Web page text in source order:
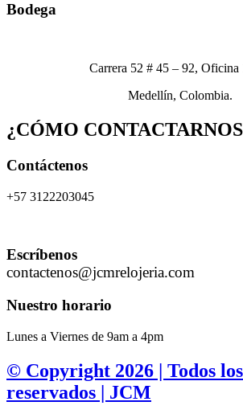
Bodega
Carrera 52 # 45 – 92, Oficina
Medellín, Colombia.
¿CÓMO
Contáctenos
+57 3122203045
Escríbenos
contactenos@jcmrelojeria.com
Nuestro horario
Lunes a Viernes de 9am a 4pm
© Copyright 2026 | Todos
reservados | JCM